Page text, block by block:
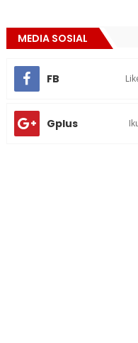
MEDIA SOSIAL
FB
Gplus